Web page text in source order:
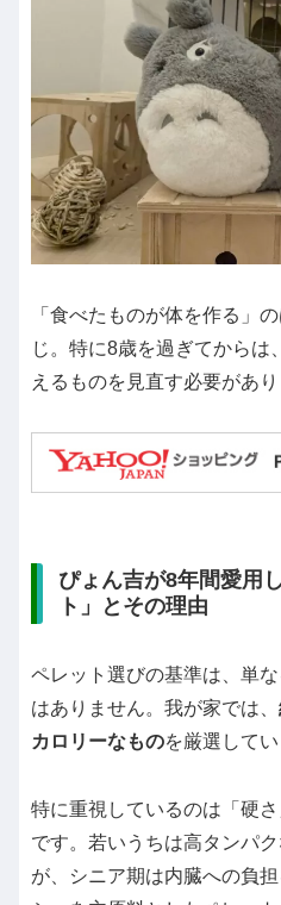
「食べたものが体を作る」
じ。特に8歳を過ぎてからは
えるものを見直す必要があり
ぴょん吉が8年間愛用
ト」とその理由
ペレット選びの基準は、単
はありません。我が家では、
カロリーなものを厳選してい
特に重視しているのは「硬
です。若いうちは高タンパ
が、シニア期は内臓への負